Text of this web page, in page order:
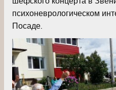
психоневрологическом
Посаде.